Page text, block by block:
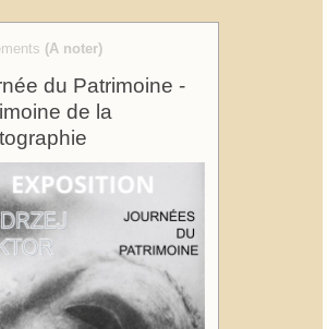
(A noter)
du Patrimoine -
de la